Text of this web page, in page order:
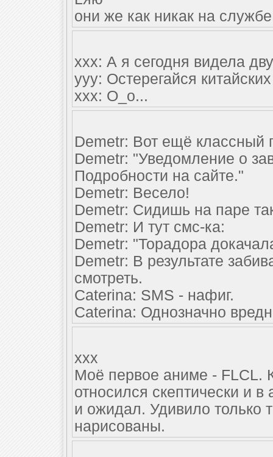
они же как никак на
xxx: А я сегодня видела
yyy: Остерегайся
xxx: О_о...
Demetr: Вот ещё классный
Demetr: "Уведомление о
Подробности на сайте."
Demetr: Весело!
Demetr: Сидишь на паре
Demetr: И тут смс-ка:
Demetr: "Торадора
Demetr: В результате
смотреть.
Caterina: SMS - нафиг.
Caterina: Однозначно
ххх
Моё первое аниме - FLCL.
относился скептически и
и ожидал. Удивило только
нарисованы.